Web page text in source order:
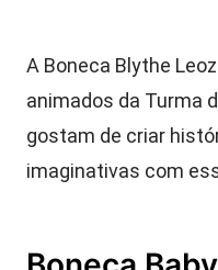
A Boneca Blythe
animados da Turma
gostam de criar
imaginativas com